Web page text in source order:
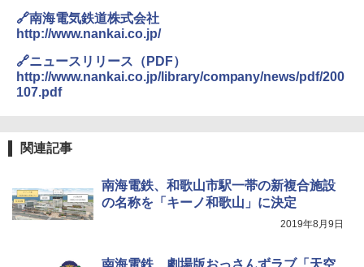
A09 地球の歩き方 イタリア 2026～2027 地
球の歩き方A ヨーロッパ
パ
ENDLESS BASE 《めざましテレビで紹介》
テント ワンタッチ RENEW 幅200 2-3人用 43
500002(88859)
￥5,999
￥9,990
広げるだけ パッとサッとテント キューブワ
￥6,459
熊撃退スプレー 熊よけスプレー 熊スプレー
￥3,680
通気窓付き】収納袋付き UVカット 防水 防災
🔗南海電気鉄道株式会社
http://www.nankai.co.jp/
🔗ニュースリリース（PDF）
http://www.nankai.co.jp/library/company/news/pdf/200
107.pdf
関連記事
南海電鉄、和歌山市駅一帯の新複合施設
の名称を「キーノ和歌山」に決定
2019年8月9日